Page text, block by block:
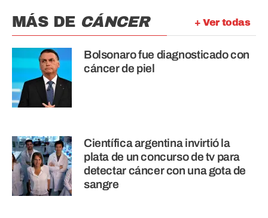
+ Ver todas
MÁS DE CÁNCER
Bolsonaro fue diagnosticado con
cáncer de piel
Científica argentina invirtió la
plata de un concurso de tv para
detectar cáncer con una gota de
sangre